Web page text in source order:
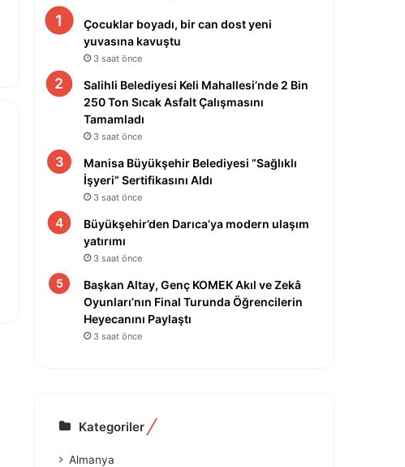
Çocuklar boyadı, bir can dost yeni
yuvasına kavuştu
3 saat önce
Salihli Belediyesi Keli Mahallesi’nde 2 Bin
250 Ton Sıcak Asfalt Çalışmasını
Tamamladı
3 saat önce
Manisa Büyükşehir Belediyesi “Sağlıklı
İşyeri” Sertifikasını Aldı
3 saat önce
Büyükşehir’den Darıca’ya modern ulaşım
yatırımı
3 saat önce
Başkan Altay, Genç KOMEK Akıl ve Zekâ
Oyunları’nın Final Turunda Öğrencilerin
Heyecanını Paylaştı
3 saat önce
Kategoriler
Almanya